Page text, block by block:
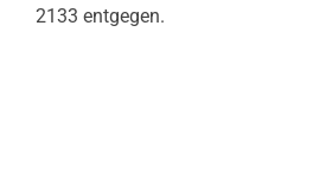
2133 entgegen.